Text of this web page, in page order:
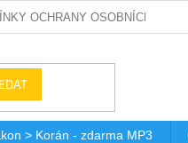
OCHRANY OSOBNÍCH ÚDAJŮ
> Korán - zdarma MP3